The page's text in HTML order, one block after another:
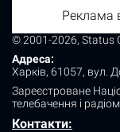
© 2001-2026, Status
Адреса:
Харків, 61057, вул.
Зареєстроване
телебачення і
Контакти:
Реклама